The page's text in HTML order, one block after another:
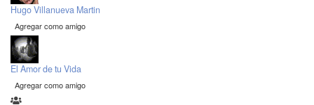
Hugo Villanueva Martin
Agregar como amigo
El Amor de tu Vida
Agregar como amigo